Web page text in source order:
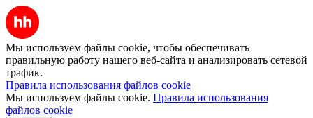
Мы используем файлы cookie, чтобы обеспечивать
правильную работу нашего веб-сайта и анализировать сетевой
трафик.
Правила использования файлов cookie
Мы используем файлы cookie. Правила использования
файлов cookie